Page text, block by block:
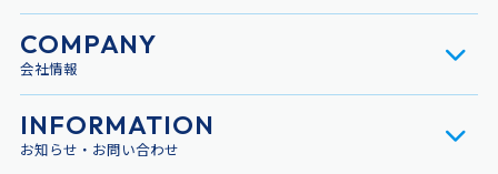
COMPANY
会社情報
INFORMATION
お知らせ・お問い合わせ